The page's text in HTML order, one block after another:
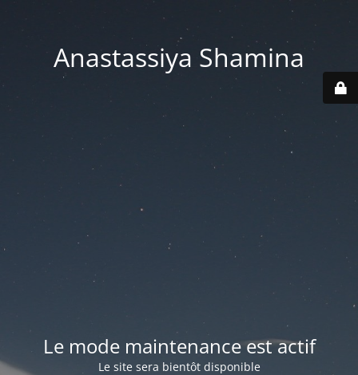
Anastassiya Shamina
Le mode maintenance est actif
Le site sera bientôt disponible